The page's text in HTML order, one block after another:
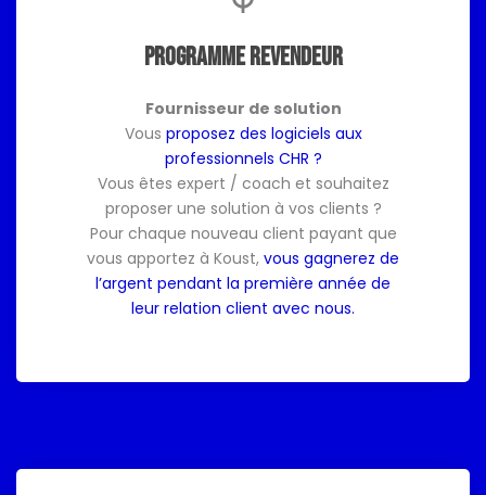
Programme revendeur
Fournisseur de solution
Vous proposez des logiciels aux
professionnels CHR ?
Vous êtes expert / coach et souhaitez
proposer une solution à vos clients ?
Pour chaque nouveau client payant que
vous apportez à Koust, vous gagnerez de
l’argent pendant la première année de
leur relation client avec nous.